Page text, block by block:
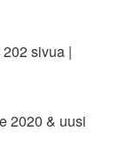
202 sivua |
2020 & uusi